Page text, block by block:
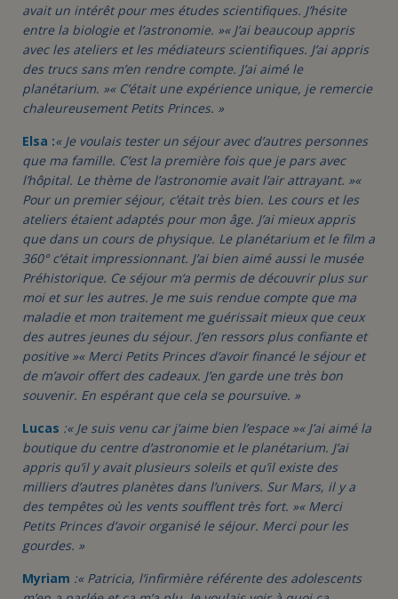
avait un intérêt pour mes études scientifiques. J’hésite
entre la biologie et l’astronomie. »« J’ai beaucoup appris
avec les ateliers et les médiateurs scientifiques. J’ai appris
des trucs sans m’en rendre compte. J’ai aimé le
planétarium. »« C’était une expérience unique, je remercie
chaleureusement Petits Princes. »
Elsa :« Je voulais tester un séjour avec d’autres personnes
que ma famille. C’est la première fois que je pars avec
l’hôpital. Le thème de l’astronomie avait l’air attrayant. »«
Pour un premier séjour, c’était très bien. Les cours et les
ateliers étaient adaptés pour mon âge. J’ai mieux appris
que dans un cours de physique. Le planétarium et le film a
360° c’était impressionnant. J’ai bien aimé aussi le musée
Préhistorique. Ce séjour m‘a permis de découvrir plus sur
moi et sur les autres. Je me suis rendue compte que ma
maladie et mon traitement me guérissait mieux que ceux
des autres jeunes du séjour. J’en ressors plus confiante et
positive »« Merci Petits Princes d’avoir financé le séjour et
de m’avoir offert des cadeaux. J’en garde une très bon
souvenir. En espérant que cela se poursuive. »
Lucas :« Je suis venu car j’aime bien l’espace »« J’ai aimé la
boutique du centre d’astronomie et le planétarium. J’ai
appris qu’il y avait plusieurs soleils et qu’il existe des
milliers d’autres planètes dans l’univers. Sur Mars, il y a
des tempêtes où les vents soufflent très fort. »« Merci
Petits Princes d’avoir organisé le séjour. Merci pour les
gourdes. »
Myriam :« Patricia, l’infirmière référente des adolescents